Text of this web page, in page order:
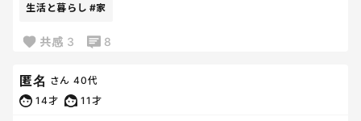
で、なに？？？？
どう対策取りましょう、とか
お母さんから話してみてくださいとか、
言われるわけでもなくて。
生活と暮らし #家
共感 3 8
匿名 さん 40代
14才
11才